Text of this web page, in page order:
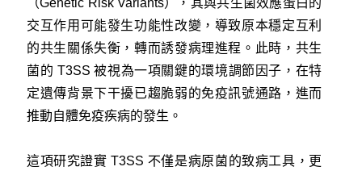
（Genetic Risk Variants），其與共生菌效應蛋白的
交互作用可能發生功能性改變，導致原本穩定互利
的共生關係失衡，轉而誘發病理進程。此時，共生
菌的 T3SS 被視為一項關鍵的環境調節因子，在特
定遺傳背景下干擾已趨脆弱的免疫訊號通路，進而
推動自體免疫疾病的發生。
這項研究證實 T3SS 不僅是病原菌的致病工具，更